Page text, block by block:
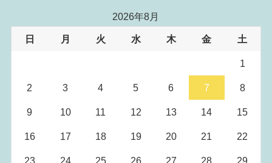
2026年8月
日 月 火 水 木 金 土
1
2 3 4 5 6 7 8
9 10 11 12 13 14 15
16 17 18 19 20 21 22